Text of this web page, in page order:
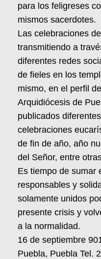
para los feligreses
mismos sacerdotes.
Las celebraciones
transmitiendo a
diferentes redes
de fieles en los
mismo, en el perfil
Arquidiócesis de
publicados
celebraciones
de fin de año, año
del Señor, entre
Es tiempo de sumar
responsables y
solamente unidos
presente crisis y
a la normalidad.
16 de septiembre
Puebla, Puebla Tel.